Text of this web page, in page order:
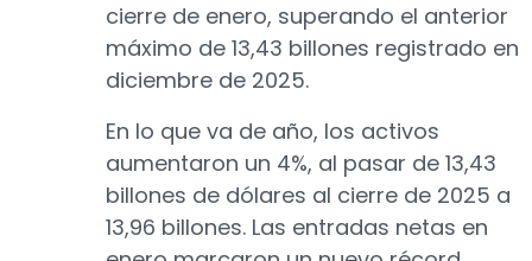
cierre de enero, superando el anterior
máximo de 13,43 billones registrado en
diciembre de 2025.
En lo que va de año, los activos
aumentaron un 4%, al pasar de 13,43
billones de dólares al cierre de 2025 a
13,96 billones. Las entradas netas en